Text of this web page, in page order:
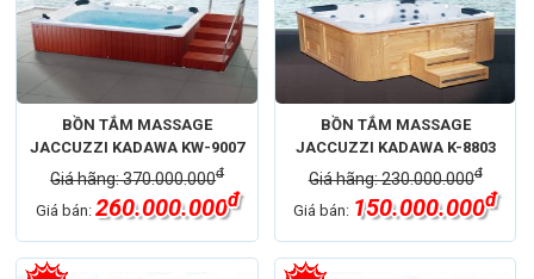
BỒN TẮM MASSAGE
JACCUZZI KADAWA KW-9007
Giá hãng: 370.000.000đ
Giá bán: 260.000.000đ
BỒN TẮM MASSAGE
JACCUZZI KADAWA K-8803
Giá hãng: 230.000.000đ
Giá bán: 150.000.000đ